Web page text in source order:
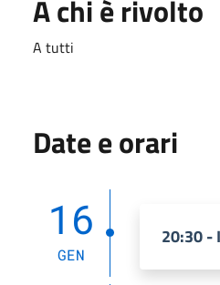
A chi è rivolto
A tutti
Date e orari
16
GEN
20:30 -